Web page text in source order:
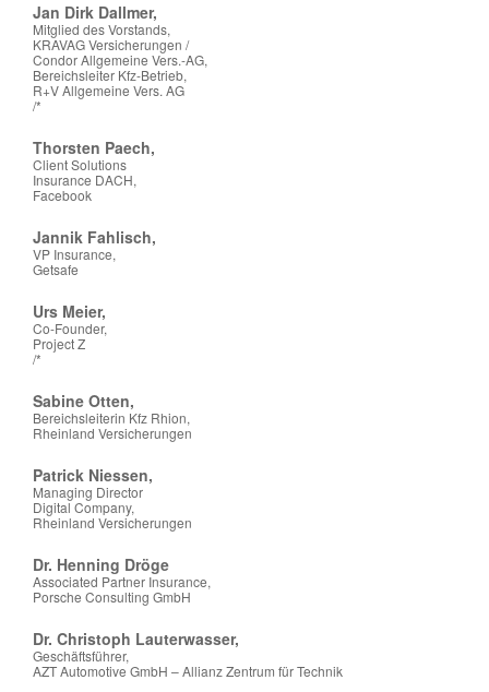
Jan Dirk Dallmer,
Mitglied des Vorstands,
KRAVAG Versicherungen /
Condor Allgemeine Vers.-AG,
Bereichsleiter Kfz-Betrieb,
R+V Allgemeine Vers. AG
/*
Thorsten Paech,
Client Solutions
Insurance DACH,
Facebook
Jannik Fahlisch,
VP Insurance,
Getsafe
Urs Meier,
Co-Founder,
Project Z
/*
Sabine Otten,
Bereichsleiterin Kfz Rhion,
Rheinland Versicherungen
Patrick Niessen,
Managing Director
Digital Company,
Rheinland Versicherungen
Dr. Henning Dröge
Associated Partner Insurance,
Porsche Consulting GmbH
Dr. Christoph Lauterwasser,
Geschäftsführer,
AZT Automotive GmbH – Allianz Zentrum für Technik